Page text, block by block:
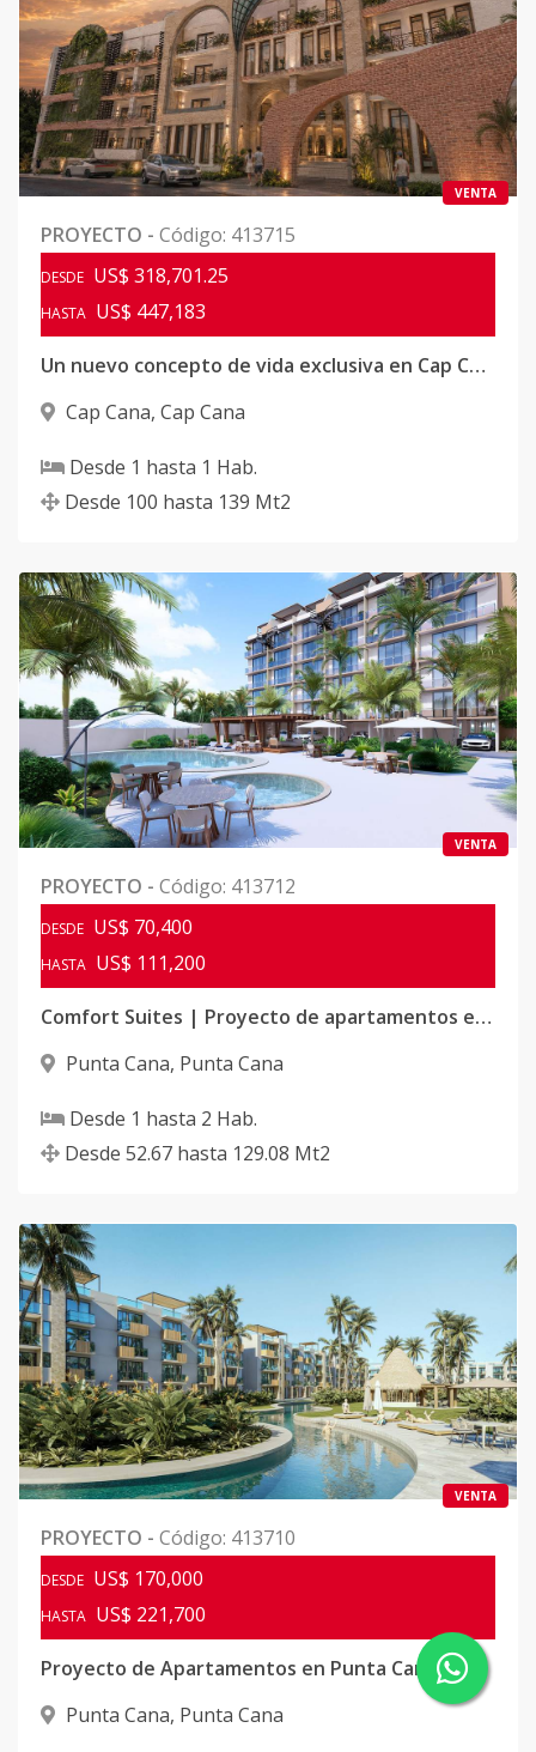
VENTA
PROYECTO - Código: 413715
DESDE US$ 318,701.25
HASTA US$ 447,183
Un nuevo concepto de vida exclusiva en Cap Cana
Cap Cana, Cap Cana
Desde 1 hasta 1 Hab.
Desde 100 hasta 139 Mt2
VENTA
PROYECTO - Código: 413712
DESDE US$ 70,400
HASTA US$ 111,200
Comfort Suites | Proyecto de apartamentos en Punta Cana
Punta Cana, Punta Cana
Desde 1 hasta 2 Hab.
Desde 52.67 hasta 129.08 Mt2
VENTA
PROYECTO - Código: 413710
DESDE US$ 170,000
HASTA US$ 221,700
Proyecto de Apartamentos en Punta Cana
Punta Cana, Punta Cana